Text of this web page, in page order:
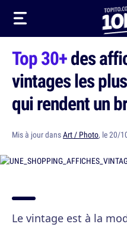
Top 30+des
vintages les
qui rendent un
Mis à jour dansArt / Photo, le 20/
Le vintage est à la